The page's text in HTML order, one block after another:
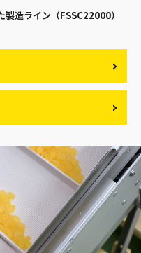
造ライン（FSSC22000）